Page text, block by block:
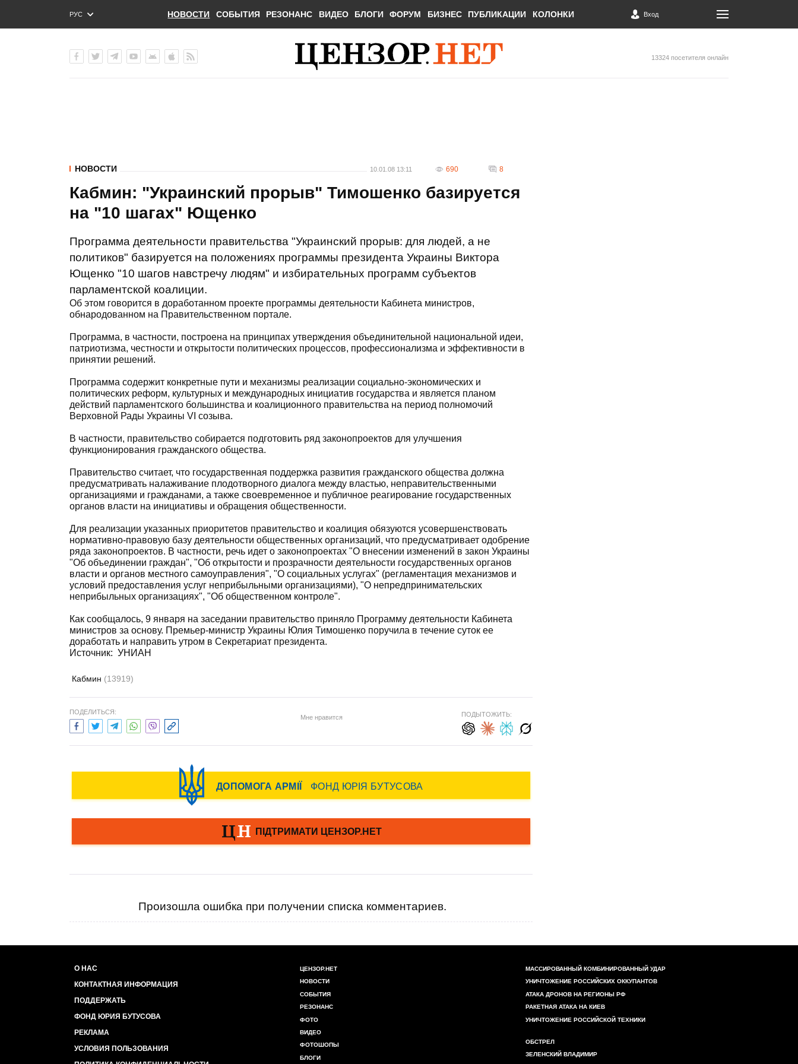
РУС
ENG
НОВОСТИ СОБЫТИЯ РЕЗОНАНС ВИДЕО БЛОГИ ФОРУМ БИЗНЕС ПУБЛИКАЦИИ КОЛОНКИ Вход
13324 посетителя онлайн
НОВОСТИ 10.01.08 13:11 690 8
Кабмин: "Украинский прорыв" Тимошенко базируется
на "10 шагах" Ющенко
Программа деятельности правительства "Украинский прорыв: для людей, а не
политиков" базируется на положениях программы президента Украины Виктора
Ющенко "10 шагов навстречу людям" и избирательных программ субъектов
парламентской коалиции.
Об этом говорится в доработанном проекте программы деятельности Кабинета министров,
обнародованном на Правительственном портале.
Программа, в частности, построена на принципах утверждения объединительной национальной идеи,
патриотизма, честности и открытости политических процессов, профессионализма и эффективности в
принятии решений.
Программа содержит конкретные пути и механизмы реализации социально-экономических и
политических реформ, культурных и международных инициатив государства и является планом
действий парламентского большинства и коалиционного правительства на период полномочий
Верховной Рады Украины VI созыва.
В частности, правительство собирается подготовить ряд законопроектов для улучшения
функционирования гражданского общества.
Правительство считает, что государственная поддержка развития гражданского общества должна
предусматривать налаживание плодотворного диалога между властью, неправительственными
организациями и гражданами, а также своевременное и публичное реагирование государственных
органов власти на инициативы и обращения общественности.
Для реализации указанных приоритетов правительство и коалиция обязуются усовершенствовать
нормативно-правовую базу деятельности общественных организаций, что предусматривает одобрение
ряда законопроектов. В частности, речь идет о законопроектах "О внесении изменений в закон Украины
"Об объединении граждан", "Об открытости и прозрачности деятельности государственных органов
власти и органов местного самоуправления", "О социальных услугах" (регламентация механизмов и
условий предоставления услуг неприбыльными организациями), "О непредпринимательских
неприбыльных организациях", "Об общественном контроле".
Как сообщалось, 9 января на заседании правительство приняло Программу деятельности Кабинета
министров за основу. Премьер-министр Украины Юлия Тимошенко поручила в течение суток ее
доработать и направить утром в Секретариат президента.
Источник: УНИАН
Кабмин (13919)
ПОДЕЛИТЬСЯ:
Мне нравится ПОДЫТОЖИТЬ:
Произошла ошибка при получении списка комментариев.
О НАС
КОНТАКТНАЯ ИНФОРМАЦИЯ
ПОДДЕРЖАТЬ
ФОНД ЮРИЯ БУТУСОВА
РЕКЛАМА
УСЛОВИЯ ПОЛЬЗОВАНИЯ
ЦЕНЗОР.НЕТ
НОВОСТИ
СОБЫТИЯ
РЕЗОНАНС
ФОТО
ВИДЕО
ФОТОШОПЫ
БЛОГИ
МАССИРОВАННЫЙ КОМБИНИРОВАННЫЙ УДАР
УНИЧТОЖЕНИЕ РОССИЙСКИХ ОККУПАНТОВ
АТАКА ДРОНОВ НА РЕГИОНЫ РФ
РАКЕТНАЯ АТАКА НА КИЕВ
УНИЧТОЖЕНИЕ РОССИЙСКОЙ ТЕХНИКИ
ОБСТРЕЛ
ЗЕЛЕНСКИЙ ВЛАДИМИР